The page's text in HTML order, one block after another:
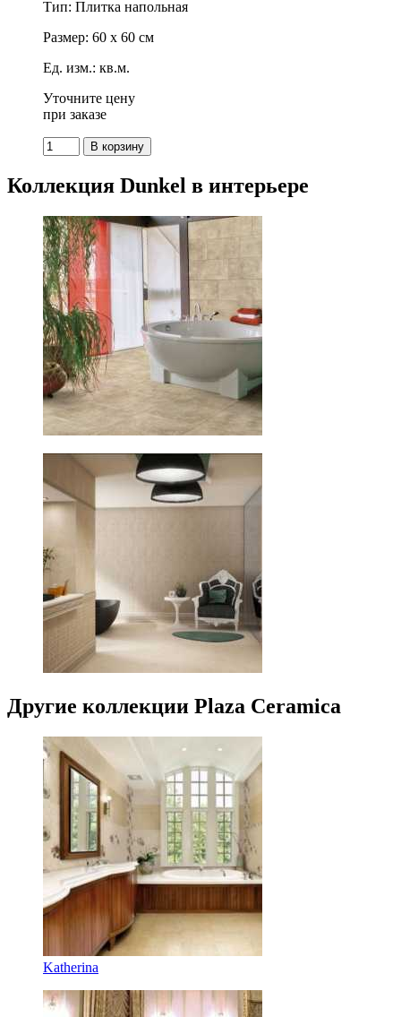
Тип: Плитка напольная
Размер: 60 x 60 см
Ед. изм.: кв.м.
Уточните цену
при заказе
Коллекция Dunkel в интерьере
Другие коллекции Plaza Ceramica
Katherina